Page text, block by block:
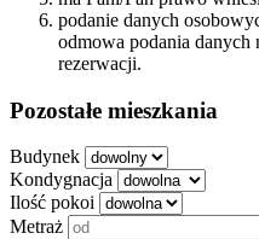
podanie danych
odmowa podania danych
rezerwacji.
Pozostałe mieszkania
Budynek
Kondygnacja
Ilość pokoi
Metraż